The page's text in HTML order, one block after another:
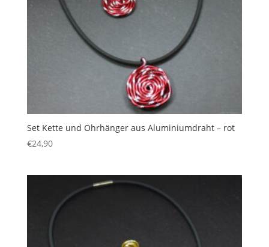
Set Kette und Ohrhänger aus Aluminiumdraht – rot
€24,90